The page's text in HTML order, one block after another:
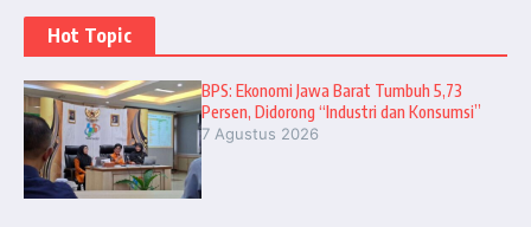
Hot Topic
BPS: Ekonomi Jawa Barat Tumbuh 5,73
Persen, Didorong “Industri dan Konsumsi”
7 Agustus 2026